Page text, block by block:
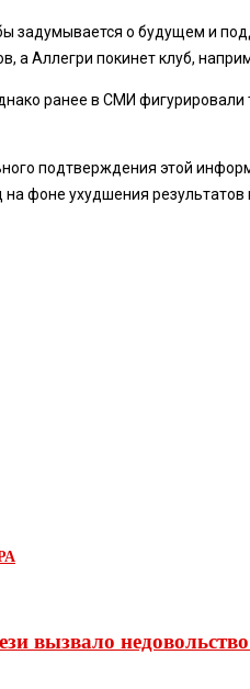
задумывается о будущем и
а Аллегри покинет клуб,
ранее в СМИ
подтверждения этой
фоне ухудшения
вызвало